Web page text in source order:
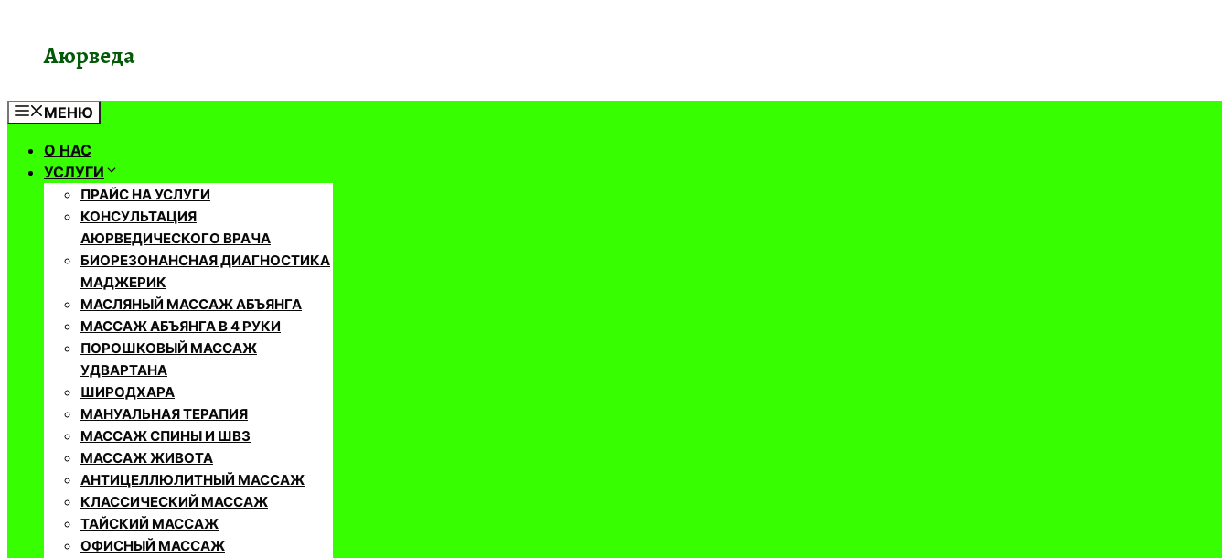
Аюрведа
МЕНЮ
О НАС
УСЛУГИ
ПРАЙС НА УСЛУГИ
КОНСУЛЬТАЦИЯ
АЮРВЕДИЧЕСКОГО ВРАЧА
БИОРЕЗОНАНСНАЯ ДИАГНОСТИКА
МАДЖЕРИК
МАСЛЯНЫЙ МАССАЖ АБЪЯНГА
МАССАЖ АБЪЯНГА В 4 РУКИ
ПОРОШКОВЫЙ МАССАЖ
УДВАРТАНА
ШИРОДХАРА
МАНУАЛЬНАЯ ТЕРАПИЯ
МАССАЖ СПИНЫ И ШВЗ
МАССАЖ ЖИВОТА
АНТИЦЕЛЛЮЛИТНЫЙ МАССАЖ
КЛАССИЧЕСКИЙ МАССАЖ
ТАЙСКИЙ МАССАЖ
ОФИСНЫЙ МАССАЖ